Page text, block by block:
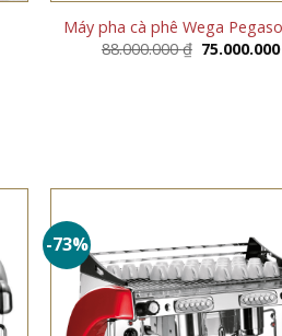
Máy pha cà phê Wega
88.000.000₫ Giá
-73%